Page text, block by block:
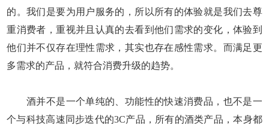
的。我们是要为用户服务的，所以所有的体验就是我们去尊
重消费者，重视并且认真的去看到他们需求的变化，体验到
他们并不仅存在理性需求，其实也存在感性需求。而满足更
多需求的产品，就符合消费升级的趋势。
酒并不是一个单纯的、功能性的快速消费品，也不是一
个与科技高速同步迭代的3C产品，所有的酒类产品，本身都